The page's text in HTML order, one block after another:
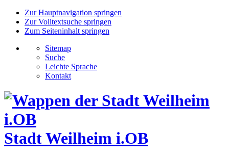
Zur Hauptnavigation springen
Zur Volltextsuche springen
Zum Seiteninhalt springen
Sitemap
Suche
Leichte Sprache
Kontakt
Stadt Weilheim i.OB